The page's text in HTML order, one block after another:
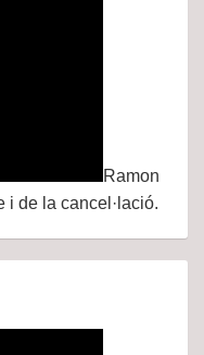
Ramon
i de la cancel·lació.